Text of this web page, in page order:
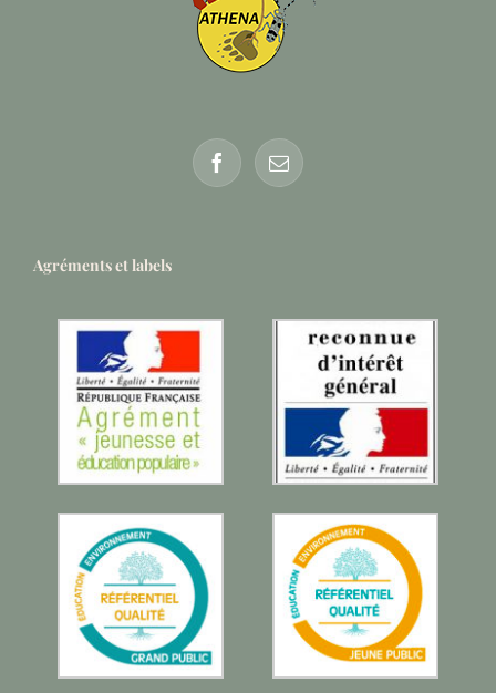
Agréments et labels